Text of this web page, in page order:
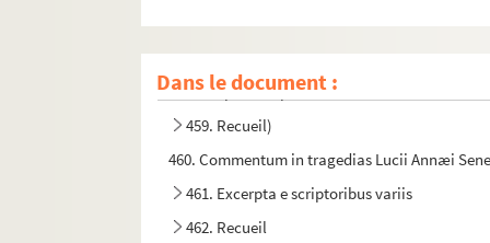
Dans le document :
456. Commentarius in Senecæ epistolas
457. Nicolai Treveth Commentarius in Senecæ
458. Incipit liber primus Declamationum
459. Recueil)
460. Commentum in tragedias Lucii Annæi
461. Excerpta e scriptoribus variis
462. Recueil